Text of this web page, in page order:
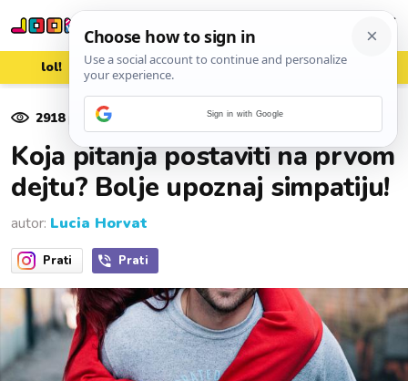
lol! aww vrh! woot?!
2918pregleda
Koja pitanja postaviti na prvom
dejtu? Bolje upoznaj simpatiju!
autor: Lucia Horvat
Prati Prati
Sign in with Google